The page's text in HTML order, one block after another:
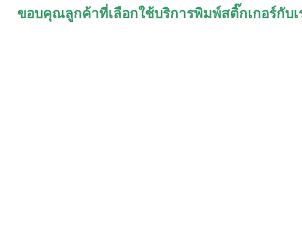
ขอบคุณลูกค้าที่เลือกใช้บริการพิมพ์สติ๊กเกอร์กับเ